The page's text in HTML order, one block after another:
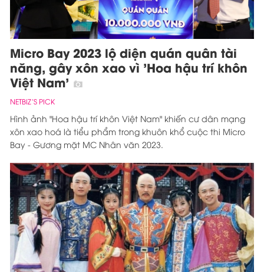
Micro Bay 2023 lộ diện quán quân tài
năng, gây xôn xao vì 'Hoa hậu trí khôn
Việt Nam'
NETBIZ’S PICK
Hình ảnh "Hoa hậu trí khôn Việt Nam" khiến cư dân mạng
xôn xao hoá là tiểu phẩm trong khuôn khổ cuộc thi Micro
Bay - Gương mặt MC Nhân văn 2023.